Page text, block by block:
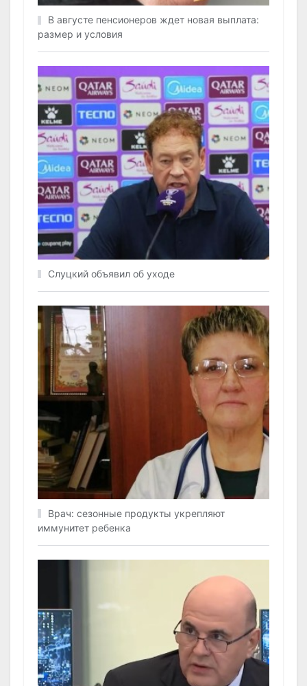
В августе пенсионеров ждет новая выплата:
размер и условия
Слуцкий объявил об уходе
Врач: сезонные продукты укрепляют
иммунитет ребенка